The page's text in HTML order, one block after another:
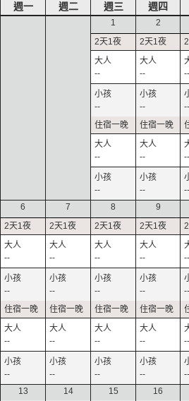
週一 週二 週三 週四
1
--
--
--
--
2
--
--
--
--
--
--
--
--
6
--
--
--
--
7
--
--
--
--
8
--
--
--
--
9
--
--
--
--
--
--
--
--
13
14 15 16